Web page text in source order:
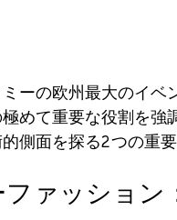
ーの欧州最大のイ
めて重要な役割を
側面を探る2つの重
ァッショ